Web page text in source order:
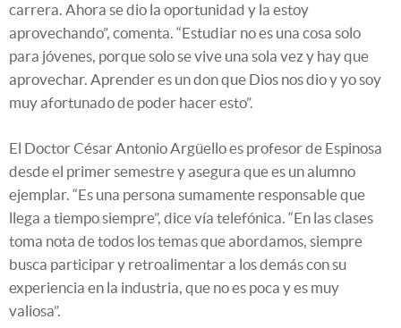
carrera. Ahora se dio la oportunidad y la estoy
aprovechando”, comenta. “Estudiar no es una cosa solo
para jóvenes, porque solo se vive una sola vez y hay que
aprovechar. Aprender es un don que Dios nos dio y yo soy
muy afortunado de poder hacer esto”.
El Doctor César Antonio Argüello es profesor de Espinosa
desde el primer semestre y asegura que es un alumno
ejemplar. “Es una persona sumamente responsable que
llega a tiempo siempre”, dice vía telefónica. “En las clases
toma nota de todos los temas que abordamos, siempre
busca participar y retroalimentar a los demás con su
experiencia en la industria, que no es poca y es muy
valiosa”.